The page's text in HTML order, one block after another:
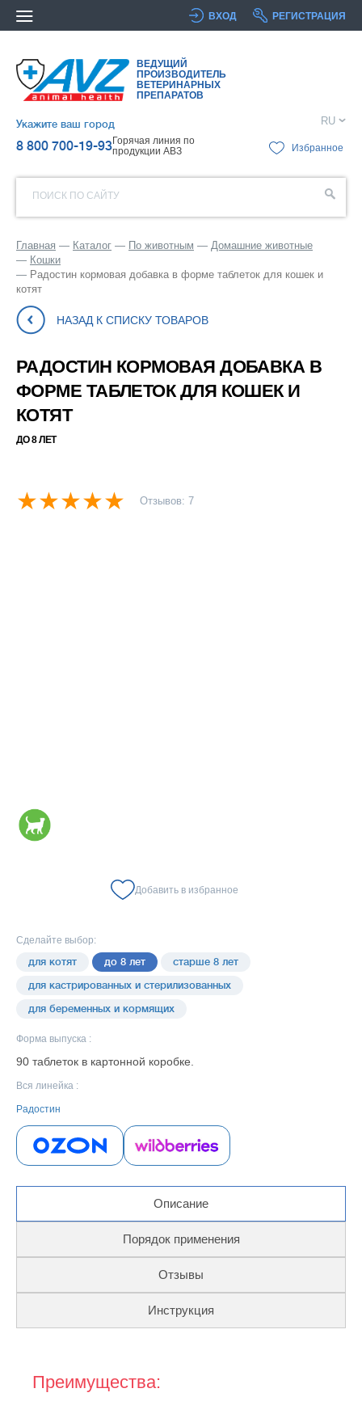
ВХОД РЕГИСТРАЦИЯ
ВЕДУЩИЙ
ПРОИЗВОДИТЕЛЬ
ВЕТЕРИНАРНЫХ
ПРЕПАРАТОВ
Укажите ваш город
8 800 700-19-93Горячая линия по
продукции АВЗ
RU
Избранное
ПОИСК ПО САЙТУ
Главная Каталог По животным
Домашние животные
Кошки
Радостин кормовая добавка в форме таблеток для кошек и
котят
НАЗАД К СПИСКУ ТОВАРОВ
РАДОСТИН КОРМОВАЯ ДОБАВКА В
ФОРМЕ ТАБЛЕТОК ДЛЯ КОШЕК И
КОТЯТ
ДО 8 ЛЕТ
Отзывов: 7
Добавить в избранное
Сделайте выбор:
для котят до 8 лет
старше 8 лет
для кастрированных и стерилизованных
для беременных и кормящих
Форма выпуска :
90 таблеток в картонной коробке.
Вся линейка :
Радостин
Описание
Порядок применения
Отзывы
Инструкция
Преимущества: